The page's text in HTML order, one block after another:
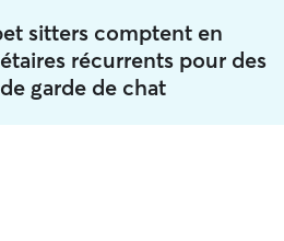
sitters comptent en
récurrents pour des
garde de chat